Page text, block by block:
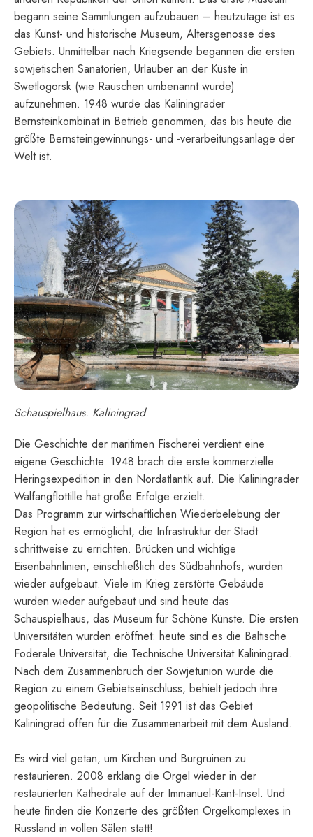
begann seine Sammlungen aufzubauen – heutzutage ist es
das Kunst- und historische Museum, Altersgenosse des
Gebiets. Unmittelbar nach Kriegsende begannen die ersten
sowjetischen Sanatorien, Urlauber an der Küste in
Swetlogorsk (wie Rauschen umbenannt wurde)
aufzunehmen. 1948 wurde das Kaliningrader
Bernsteinkombinat in Betrieb genommen, das bis heute die
größte Bernsteingewinnungs- und -verarbeitungsanlage der
Welt ist.
Schauspielhaus. Kaliningrad
Die Geschichte der maritimen Fischerei verdient eine
eigene Geschichte. 1948 brach die erste kommerzielle
Heringsexpedition in den Nordatlantik auf. Die Kaliningrader
Walfangflottille hat große Erfolge erzielt.
Das Programm zur wirtschaftlichen Wiederbelebung der
Region hat es ermöglicht, die Infrastruktur der Stadt
schrittweise zu errichten. Brücken und wichtige
Eisenbahnlinien, einschließlich des Südbahnhofs, wurden
wieder aufgebaut. Viele im Krieg zerstörte Gebäude
wurden wieder aufgebaut und sind heute das
Schauspielhaus, das Museum für Schöne Künste. Die ersten
Universitäten wurden eröffnet: heute sind es die Baltische
Föderale Universität, die Technische Universität Kaliningrad.
Nach dem Zusammenbruch der Sowjetunion wurde die
Region zu einem Gebietseinschluss, behielt jedoch ihre
geopolitische Bedeutung. Seit 1991 ist das Gebiet
Kaliningrad offen für die Zusammenarbeit mit dem Ausland.
Es wird viel getan, um Kirchen und Burgruinen zu
restaurieren. 2008 erklang die Orgel wieder in der
restaurierten Kathedrale auf der Immanuel-Kant-Insel. Und
heute finden die Konzerte des größten Orgelkomplexes in
Russland in vollen Sälen statt!